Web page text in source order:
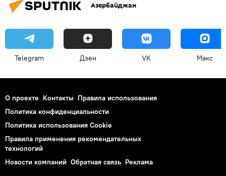
Азербайджан
Telegram Дзен VK Макс
О проекте Контакты Правила использования
Политика конфиденциальности
Политика использования Cookie
Правила применения рекомендательных
технологий
Новости компаний Обратная связь Реклама